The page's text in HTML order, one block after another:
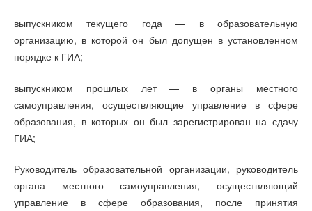
выпускником текущего года — в образовательную
организацию, в которой он был допущен в установленном
порядке к ГИА;
выпускником прошлых лет — в органы местного
самоуправления, осуществляющие управление в сфере
образования, в которых он был зарегистрирован на сдачу
ГИА;
Руководитель образовательной организации, руководитель
органа местного самоуправления, осуществляющий
управление в сфере образования, после принятия